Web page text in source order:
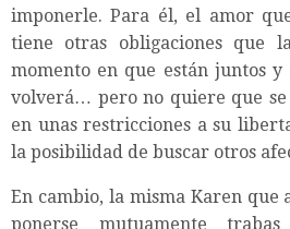
imponerle. Para él, el amor
tiene otras obligaciones que
momento en que están juntos
volverá… pero no quiere que
en unas restricciones a su
la posibilidad de buscar otros
En cambio, la misma Karen que
ponerse mutuamente